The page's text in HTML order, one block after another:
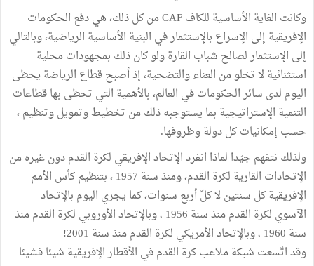
وكانت الغاية الأساسية للكاف CAF من كل ذلك، هي دفع الحكومات
الإفريقية إلى الإسراع بالإستثمار في البنية الأساسية الرياضية، وبالتالي
إلى الإستثمار لصالح شباب القارة ولو كان ذلك بمجهودات محلية
استثنائية لا تخلو من العناء والتضحية، إذ أصبح قطاع الرياضة يحظى
اليوم لدى سائر الحكومات في العالم، بالأهمية التي تحظى بها قطاعات
التنمية الإستراتيجية بما يستوجبه ذلك من تخطيط وتمويل وتنظيم ،
حسب إمكانيات كل دولة وظروفها.
ولذلك نتفهم جيّدا لماذا انفرد الإتحاد الإفريقي لكرة القدم دون غيره من
الإتحادات القارية لكرة القدم، ومنذ سنة 1957 ، بتنظيم كأس الأمم
الإفريقية كل سنتين لا كلّ أربع سنوات، كما يجري اليوم بالإتحاد
الآسوي لكرة القدم منذ سنة 1956 ، وبالإتحاد الأوروبي لكرة القدم منذ
سنة 1960 ، وبالإتحاد الأمريكي لكرة القدم منذ سنة 2001!
وقد اتّسعت شبكة ملاعب كرة القدم في الأقطار الإفريقية شيئا فشيئا